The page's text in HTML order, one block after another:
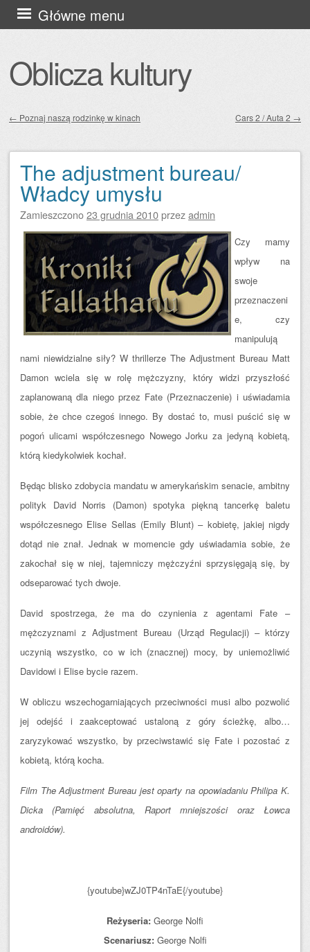
Oblicza kultury
Główne menu
Przejdź
do
← Poznaj naszą rodzinkę w kinach Cars 2 / Auta 2 →
The adjustment bureau/
Władcy umysłu
Zamieszczono23 grudnia 2010przezadmin
Czy mamy
wpływ na
swoje
przeznaczeni
e, czy
manipulują
nami niewidzialne siły? W thrillerze The Adjustment Bureau Matt
Damon wciela się w rolę mężczyzny, który widzi przyszłość
zaplanowaną dla niego przez Fate (Przeznaczenie) i uświadamia
sobie, że chce czegoś innego. By dostać to, musi puścić się w
pogoń ulicami współczesnego Nowego Jorku za jedyną kobietą,
którą kiedykolwiek kochał.
Będąc blisko zdobycia mandatu w amerykańskim senacie, ambitny
polityk David Norris (Damon) spotyka piękną tancerkę baletu
współczesnego Elise Sellas (Emily Blunt) – kobietę, jakiej nigdy
dotąd nie znał. Jednak w momencie gdy uświadamia sobie, że
zakochał się w niej, tajemniczy mężczyźni sprzysięgają się, by
odseparować tych dwoje.
David spostrzega, że ma do czynienia z agentami Fate –
mężczyznami z Adjustment Bureau (Urząd Regulacji) – którzy
uczynią wszystko, co w ich (znacznej) mocy, by uniemożliwić
Davidowi i Elise bycie razem.
W obliczu wszechogarniających przeciwności musi albo pozwolić
jej odejść i zaakceptować ustaloną z góry ścieżkę, albo…
zaryzykować wszystko, by przeciwstawić się Fate i pozostać z
kobietą, którą kocha.
Film The Adjustment Bureau jest oparty na opowiadaniu Philipa K.
Dicka (Pamięć absolutna, Raport mniejszości oraz Łowca
androidów).
{youtube}wZJ0TP4nTaE{/youtube}
Reżyseria: George Nolfi
Scenariusz:George Nolfi